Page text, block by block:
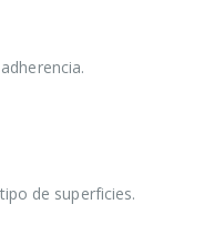
de superficies.